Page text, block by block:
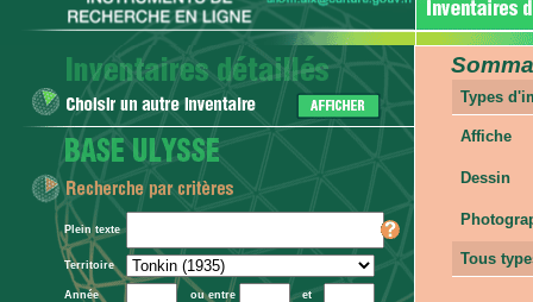
Plein texte
Territoire
Année ou entre et
Types
Affiche
Dessin
Tous